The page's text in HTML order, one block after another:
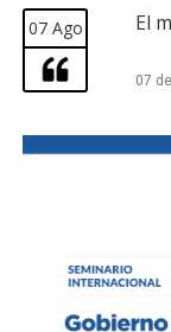
07 Ago El
07